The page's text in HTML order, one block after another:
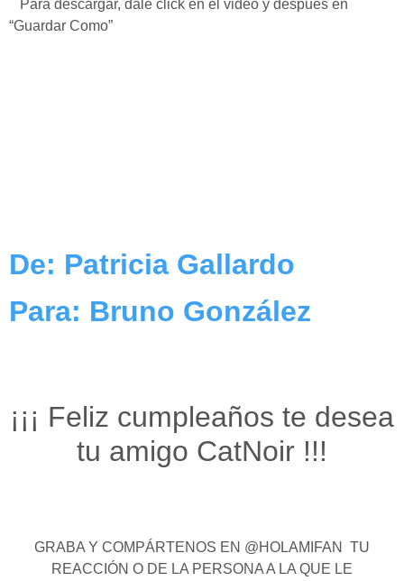
Para descargar, dale click en el video y después en
“Guardar Como”
De: Patricia Gallardo
Para: Bruno González
¡¡¡ Feliz cumpleaños te desea
tu amigo CatNoir !!!
GRABA Y COMPÁRTENOS EN @HOLAMIFAN TU
REACCIÓN O DE LA PERSONA A LA QUE LE